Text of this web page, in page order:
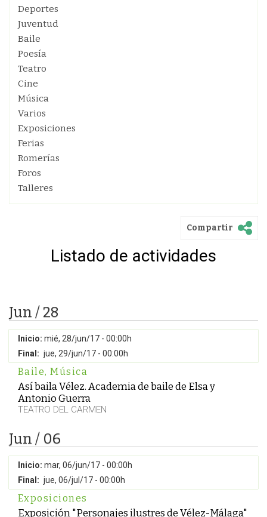
Deportes
Juventud
Baile
Poesía
Teatro
Cine
Música
Varios
Exposiciones
Ferias
Romerías
Foros
Talleres
Compartir
Listado de actividades
Jun / 28
Inicio: mié, 28/jun/17 - 00:00h
Final: jue, 29/jun/17 - 00:00h
Baile, Música
Así baila Vélez. Academia de baile de Elsa y
Antonio Guerra
TEATRO DEL CARMEN
Jun / 06
Inicio: mar, 06/jun/17 - 00:00h
Final: jue, 06/jul/17 - 00:00h
Exposiciones
Exposición "Personajes ilustres de Vélez-Málaga"